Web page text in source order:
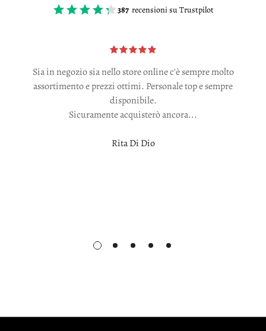
387 recensioni su Trustpilot
Sia in negozio sia nello store online c'è sempre molto
assortimento e prezzi ottimi. Personale top e sempre
disponibile.
Sicuramente acquisterò ancora...
Rita Di Dio